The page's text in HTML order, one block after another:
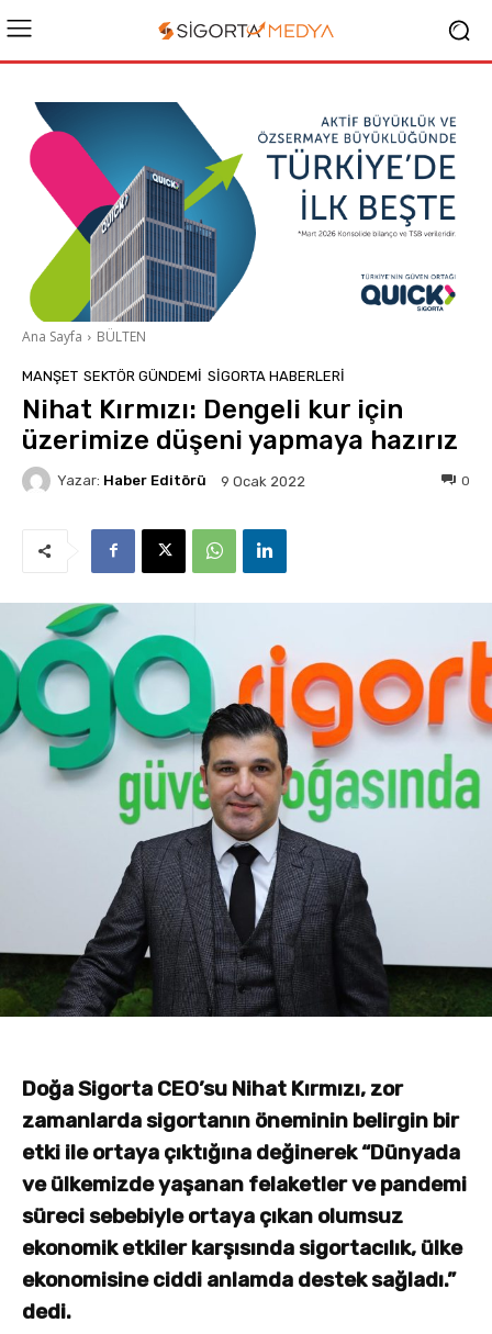
Ana Sayfa BÜLTEN
MANŞET SEKTÖR GÜNDEMİ SIGORTA HABERLERI
Nihat Kırmızı: Dengeli kur için
üzerimize düşeni yapmaya hazırız
Yazar: Haber Editörü 9 Ocak 2022 0
Doğa Sigorta CEO’su Nihat Kırmızı, zor
zamanlarda sigortanın öneminin belirgin bir
etki ile ortaya çıktığına değinerek “Dünyada
ve ülkemizde yaşanan felaketler ve pandemi
süreci sebebiyle ortaya çıkan olumsuz
ekonomik etkiler karşısında sigortacılık, ülke
ekonomisine ciddi anlamda destek sağladı.”
dedi.